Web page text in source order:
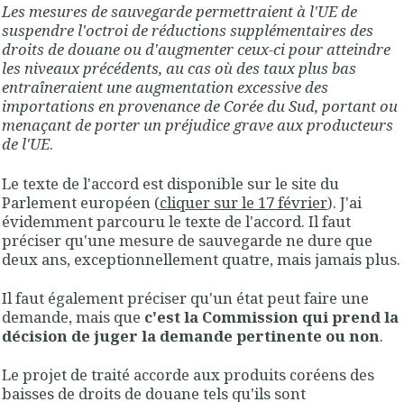
Les mesures de sauvegarde permettraient à l'UE de
suspendre l'octroi de réductions supplémentaires des
droits de douane ou d'augmenter ceux-ci pour atteindre
les niveaux précédents, au cas où des taux plus bas
entraîneraient une augmentation excessive des
importations en provenance de Corée du Sud, portant ou
menaçant de porter un préjudice grave aux producteurs
de l'UE.
Le texte de l'accord est disponible sur le site du
Parlement européen (cliquer sur le 17 février). J'ai
évidemment parcouru le texte de l'accord. Il faut
préciser qu'une mesure de sauvegarde ne dure que
deux ans, exceptionnellement quatre, mais jamais plus.
Il faut également préciser qu'un état peut faire une
demande, mais que c'est la Commission qui prend la
décision de juger la demande pertinente ou non.
Le projet de traité accorde aux produits coréens des
baisses de droits de douane tels qu'ils sont